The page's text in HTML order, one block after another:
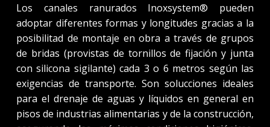
Los canales ranurados Inoxsystem® pueden
adoptar diferentes formas y longitudes gracias a la
posibilitad de montaje en obra a través de grupos
de bridas (provistas de tornillos de fijación y junta
con silicona sigilante) cada 3 o 6 metros según las
exigencias de transporte. Son solucciones ideales
para el drenaje de aguas y líquidos en general en
pisos de industrias alimentarias y de la construcción,